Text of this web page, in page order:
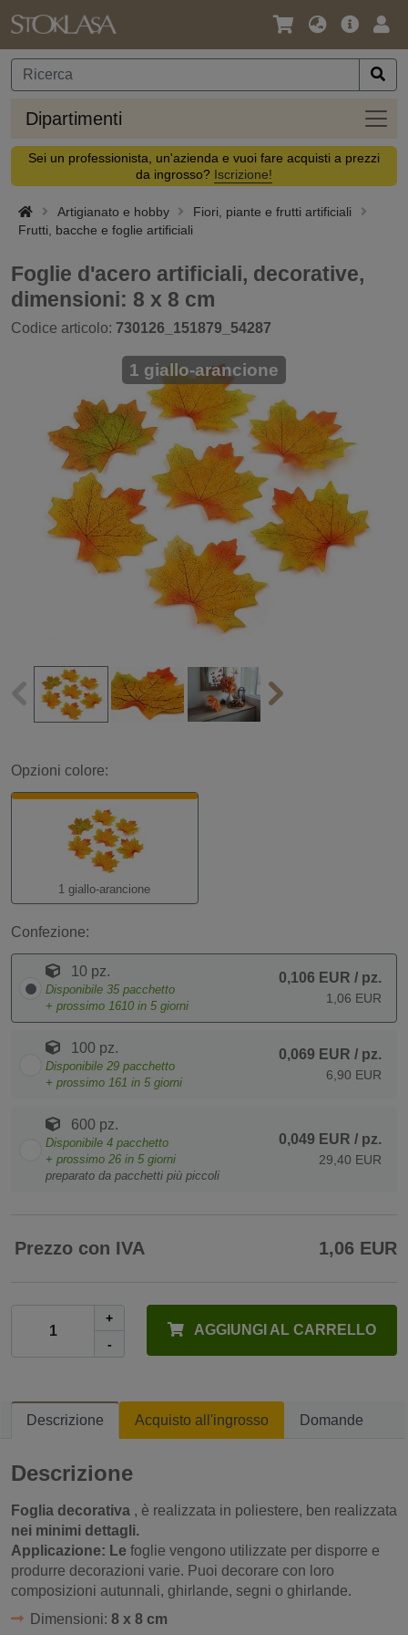
Lingua
Valuta
Offerta
Dipartimenti
Sei un professionista, un'azienda e vuoi fare acquisti a prezzi
da ingrosso? Iscrizione!
Artigianato e hobby
Fiori, piante e frutti artificiali
Frutti, bacche e foglie artificiali
Foglie d'acero artificiali, decorative,
dimensioni: 8 x 8 cm
Codice articolo: 730126_151879_54287
1 giallo-arancione
Opzioni colore:
1 giallo-arancione
Confezione:
10 pz.
Disponibile 35 pacchetto
+ prossimo 1610 in 5 giorni
0,106 EUR / pz.
1,06 EUR
100 pz.
Disponibile 29 pacchetto
+ prossimo 161 in 5 giorni
0,069 EUR / pz.
6,90 EUR
600 pz.
Disponibile 4 pacchetto
+ prossimo 26 in 5 giorni
preparato da pacchetti più piccoli
0,049 EUR / pz.
29,40 EUR
Prezzo con IVA 1,06 EUR
+
-
AGGIUNGI AL CARRELLO
Descrizione Acquisto all'ingrosso Domande
Descrizione
Foglia decorativa , è realizzata in poliestere, ben realizzata
nei minimi dettagli.
Applicazione: Le foglie vengono utilizzate per disporre e
produrre decorazioni varie. Puoi decorare con loro
composizioni autunnali, ghirlande, segni o ghirlande.
Dimensioni: 8 x 8 cm